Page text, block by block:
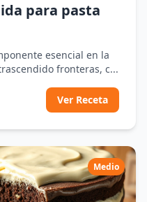
para pasta
esencial en la
fronteras, c...
Ver Receta
Medio